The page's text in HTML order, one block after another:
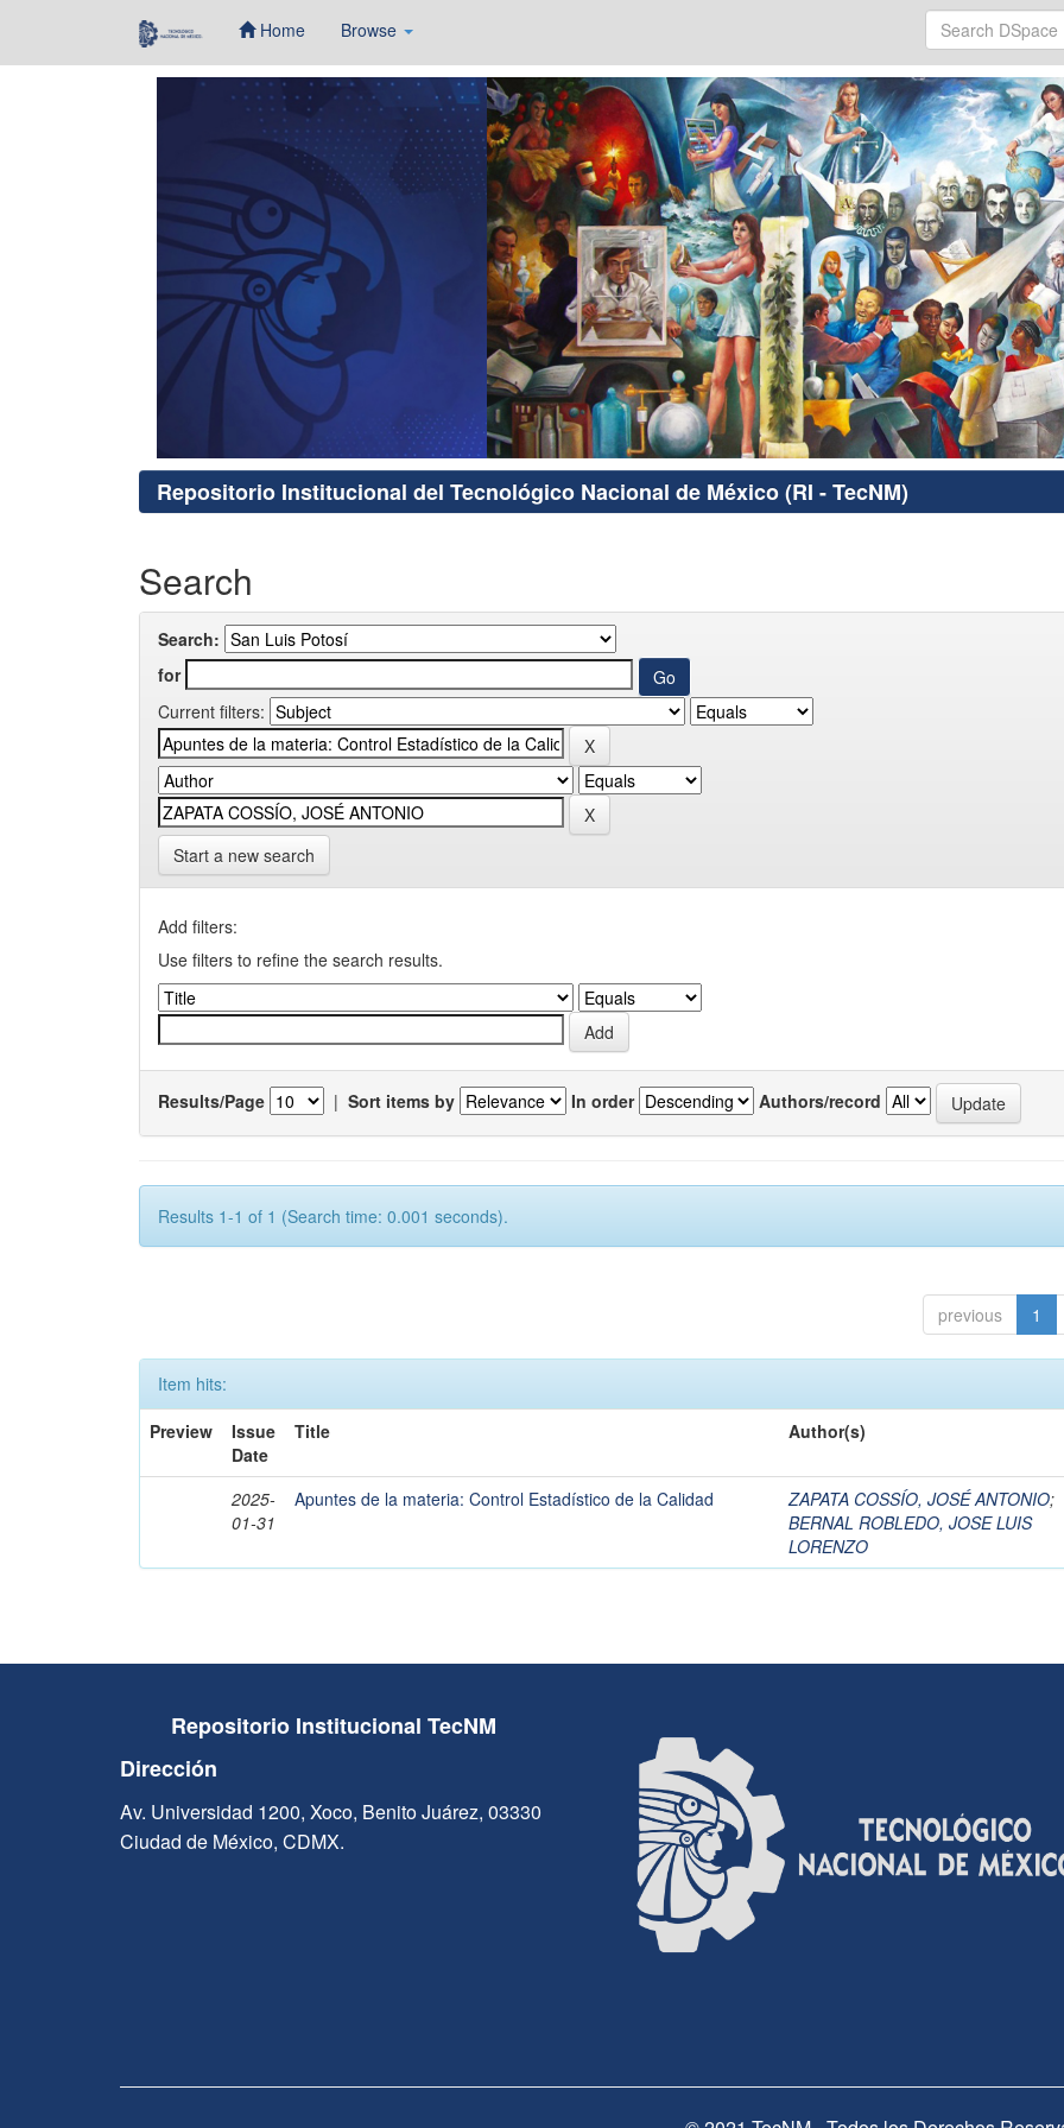
Home Browse
Repositorio Institucional del Tecnológico Nacional de México (RI - TecNM)
Search
Search:
for
Current filters:
Start a new search
Add filters:
Use filters to refine the search results.
Results/Page | Sort items by In order Authors/record
Results 1-1 of 1 (Search time: 0.001 seconds).
previous 1
Item hits:
Preview
Issue
Date
Title Author(s)
2025-
01-31
Apuntes de la materia: Control Estadístico de la Calidad ZAPATA COSSÍO, JOSÉ ANTONIO;
BERNAL ROBLEDO, JOSE LUIS
LORENZO
Repositorio Institucional TecNM
Dirección
Av. Universidad 1200, Xoco, Benito Juárez, 03330
Ciudad de México, CDMX.